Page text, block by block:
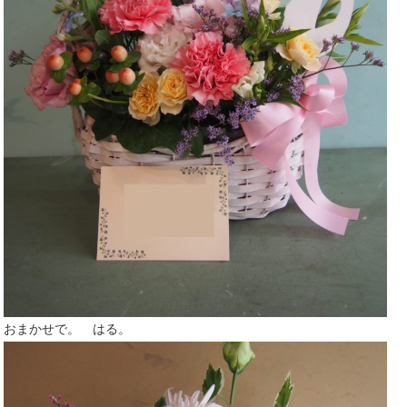
おまかせで。 はる。